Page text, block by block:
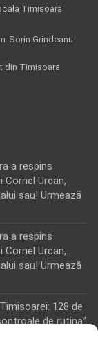
Timisoara
Sorin Grindeanu
din Timisoara
a respins
Cornel Urcan,
sau! Urmează
a respins
Cornel Urcan,
sau! Urmează
128 de
de rutina”
fraudei cu